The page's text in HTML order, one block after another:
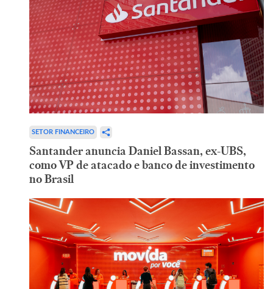
SETOR FINANCEIRO
Santander anuncia Daniel Bassan, ex-UBS,
como VP de atacado e banco de investimento
no Brasil